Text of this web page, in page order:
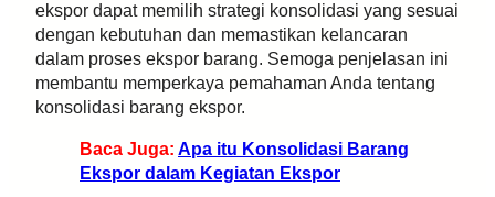
ekspor dapat memilih strategi konsolidasi yang sesuai
dengan kebutuhan dan memastikan kelancaran
dalam proses ekspor barang. Semoga penjelasan ini
membantu memperkaya pemahaman Anda tentang
konsolidasi barang ekspor.
Baca Juga: Apa itu Konsolidasi Barang
Ekspor dalam Kegiatan Ekspor